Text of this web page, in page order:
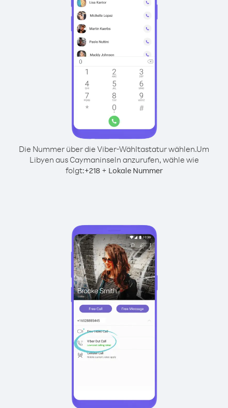
Die Nummer über die Viber-Wähltastatur wählen.Um
Libyen aus Caymaninseln anzurufen, wähle wie
folgt:+218 + Lokale Nummer